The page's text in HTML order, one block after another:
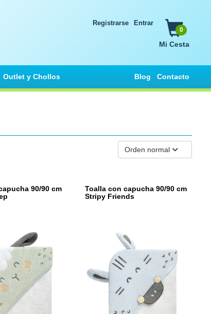
0
Mi Cesta
Registrarse Entrar
Outlet y Chollos Contacto
Blog
Orden normal
90/90 cm
Toalla con capucha 90/90 cm
Stripy Friends